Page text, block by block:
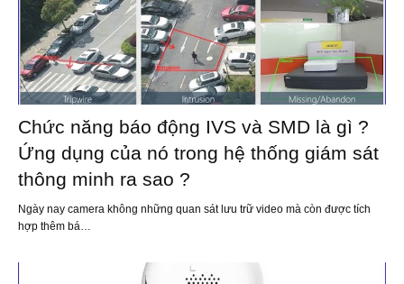
Chức năng báo động IVS và SMD là gì ?
Ứng dụng của nó trong hệ thống giám sát
thông minh ra sao ?
Ngày nay camera không những quan sát lưu trữ video mà còn được tích
hợp thêm bá…